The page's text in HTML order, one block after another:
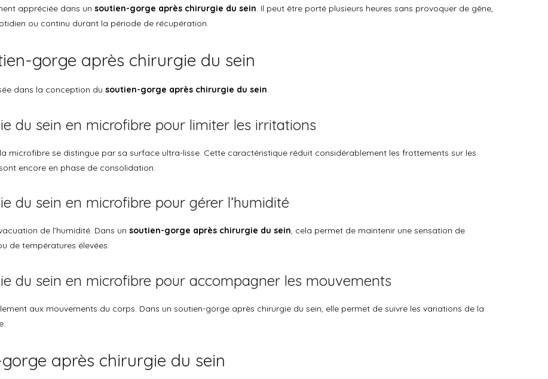
appréciée dans un soutien-gorge après chirurgie du sein. Il peut être porté plusieurs heures sans provoquer de gêne,
ou continu durant la période de récupération.
gorge après chirurgie du sein
dans la conception du soutien-gorge après chirurgie du sein.
du sein en microfibre pour limiter les irritations
, la microfibre se distingue par sa surface ultra-lisse. Cette caractéristique réduit considérablement les frottements sur les
encore en phase de consolidation.
du sein en microfibre pour gérer l’humidité
de l’humidité. Dans un soutien-gorge après chirurgie du sein, cela permet de maintenir une sensation de
de températures élevées.
du sein en microfibre pour accompagner les mouvements
aux mouvements du corps. Dans un soutien-gorge après chirurgie du sein, elle permet de suivre les variations de la
après chirurgie du sein